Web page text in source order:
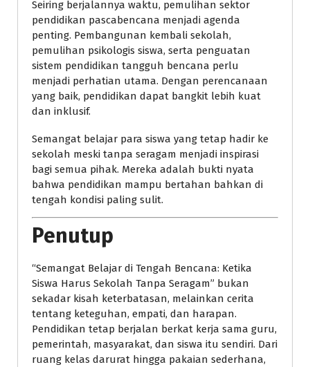
Seiring berjalannya waktu, pemulihan sektor
pendidikan pascabencana menjadi agenda
penting. Pembangunan kembali sekolah,
pemulihan psikologis siswa, serta penguatan
sistem pendidikan tangguh bencana perlu
menjadi perhatian utama. Dengan perencanaan
yang baik, pendidikan dapat bangkit lebih kuat
dan inklusif.
Semangat belajar para siswa yang tetap hadir ke
sekolah meski tanpa seragam menjadi inspirasi
bagi semua pihak. Mereka adalah bukti nyata
bahwa pendidikan mampu bertahan bahkan di
tengah kondisi paling sulit.
Penutup
“Semangat Belajar di Tengah Bencana: Ketika
Siswa Harus Sekolah Tanpa Seragam” bukan
sekadar kisah keterbatasan, melainkan cerita
tentang keteguhan, empati, dan harapan.
Pendidikan tetap berjalan berkat kerja sama guru,
pemerintah, masyarakat, dan siswa itu sendiri. Dari
ruang kelas darurat hingga pakaian sederhana,